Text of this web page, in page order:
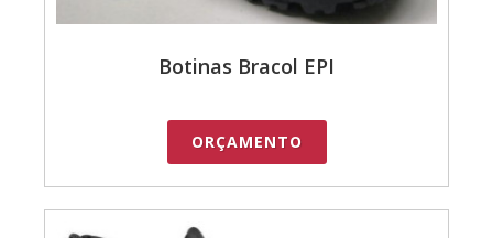
Botinas Bracol EPI
ORÇAMENTO